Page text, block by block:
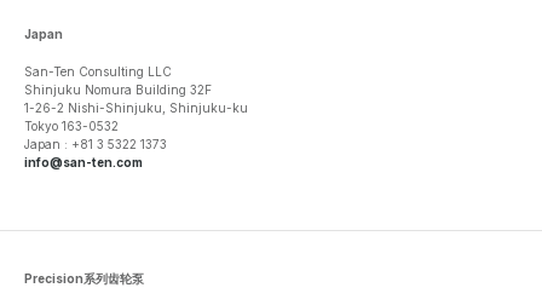
Japan
San-Ten Consulting LLC
Shinjuku Nomura Building 32F
1-26-2 Nishi-Shinjuku, Shinjuku-ku
Tokyo 163-0532
Japan : +81 3 5322 1373
info@san-ten.com
Precision系列齿轮泵